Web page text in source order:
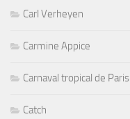
Carl Verheyen
Carmine Appice
Carnaval tropical de Paris
Catch